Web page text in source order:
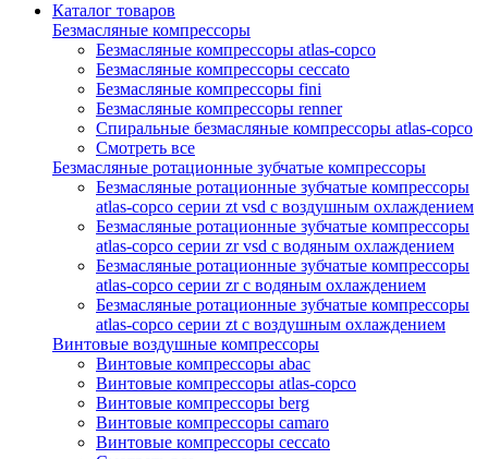
Каталог товаров
Безмасляные компрессоры
Безмасляные компрессоры atlas-copco
Безмасляные компрессоры ceccato
Безмасляные компрессоры fini
Безмасляные компрессоры renner
Спиральные безмасляные компрессоры atlas-copco
Смотреть все
Безмасляные ротационные зубчатые компрессоры
Безмасляные ротационные зубчатые компрессоры
atlas-copco серии zt vsd с воздушным охлаждением
Безмасляные ротационные зубчатые компрессоры
atlas-copco серии zr vsd с водяным охлаждением
Безмасляные ротационные зубчатые компрессоры
atlas-copco серии zr с водяным охлаждением
Безмасляные ротационные зубчатые компрессоры
atlas-copco серии zt с воздушным охлаждением
Винтовые воздушные компрессоры
Винтовые компрессоры abac
Винтовые компрессоры atlas-copco
Винтовые компрессоры berg
Винтовые компрессоры camaro
Винтовые компрессоры ceccato